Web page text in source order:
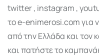
twitter , instagram ,
το e-enimerosi.com για
από την Ελλάδα και τον
και πατήστε το